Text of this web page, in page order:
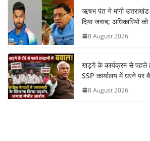
ऋषभ पंत ने मांगी
दिया जवाब; अधिकारियों
8 August 2026
खड़गे के कार्यक्रम से पहले
SSP कार्यालय में धरने पर
8 August 2026